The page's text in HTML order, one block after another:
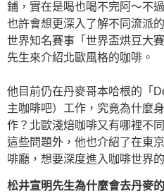
鋪，實在是喝也喝不完阿～不
也許會想更深入了解不同流派
世界知名賽事「世界盃烘豆大
先生來介紹北歐風格的咖啡。
他目前仍在丹麥哥本哈根的「
主咖啡吧）工作，究竟為什麼
作？北歐淺焙咖啡又有哪裡不
這些問題外，他也介紹了在東
啡廳，想要深度進入咖啡世界
松井宣明先生為什麼會去丹麥